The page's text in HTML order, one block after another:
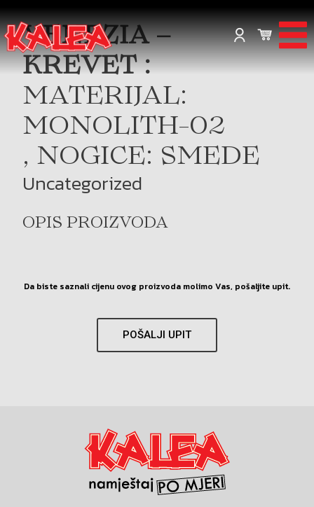
VENEZIA –
KREVET :
MATERIJAL:
MONOLITH-02
, NOGICE: SMEDE
Uncategorized
OPIS PROIZVODA
Da biste saznali cijenu ovog proizvoda molimo Vas, pošaljite upit.
POŠALJI UPIT